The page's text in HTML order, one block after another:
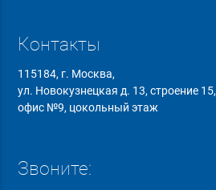
Контакты
115184, г. Москва,
ул. Новокузнецкая д. 13, строение 15,
офис №9, цокольный этаж
Звоните: